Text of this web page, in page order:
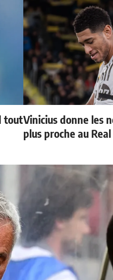
toutVinicius donne les
plus proche au Real